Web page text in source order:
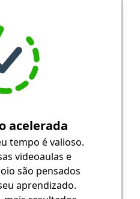
acelerada
tempo é valioso.
videoaulas e
são pensados
aprendizado.